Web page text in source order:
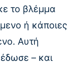
το βλέμμα
ή κάποιες
Αυτή
– και